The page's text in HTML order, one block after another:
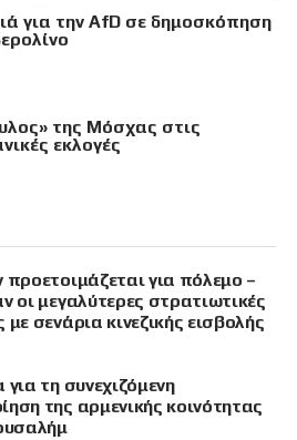
για την AfD σε δημοσκόπηση
της Μόσχας στις
εκλογές
προετοιμάζεται για πόλεμο –
οι μεγαλύτερες στρατιωτικές
με σενάρια κινεζικής εισβολής
για τη συνεχιζόμενη
της αρμενικής κοινότητας